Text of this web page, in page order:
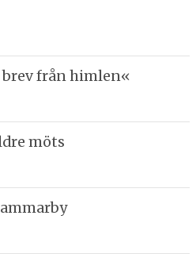
från himlen«
möts